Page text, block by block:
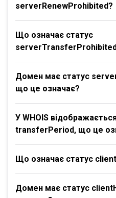
serverRenewProhibited?
Що означає статус
Домен має статус
що це означає?
У WHOIS
transferPeriod, що це
Що означає статус
Домен має статус